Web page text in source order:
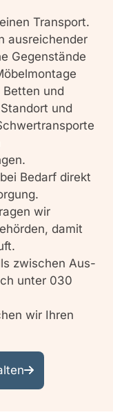
Transport.
ausreichender
Gegenstände
Betten und
und
Bedarf direkt
wir
damit
zwischen Aus-
unter 030
wir Ihren